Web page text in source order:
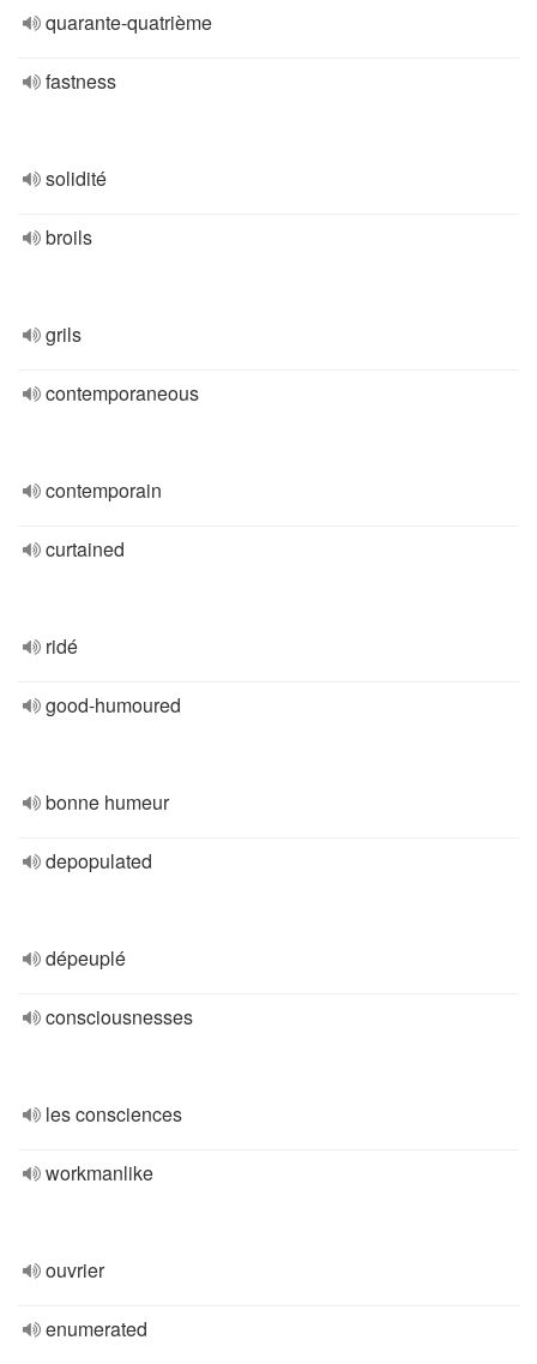
quarante-quatrième
fastness
solidité
broils
grils
contemporaneous
contemporain
curtained
ridé
good-humoured
bonne humeur
depopulated
dépeuplé
consciousnesses
les consciences
workmanlike
ouvrier
enumerated